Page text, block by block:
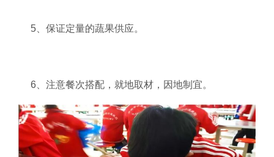
5、保证定量的蔬果供应。
6、注意餐次搭配，就地取材，因地制宜。